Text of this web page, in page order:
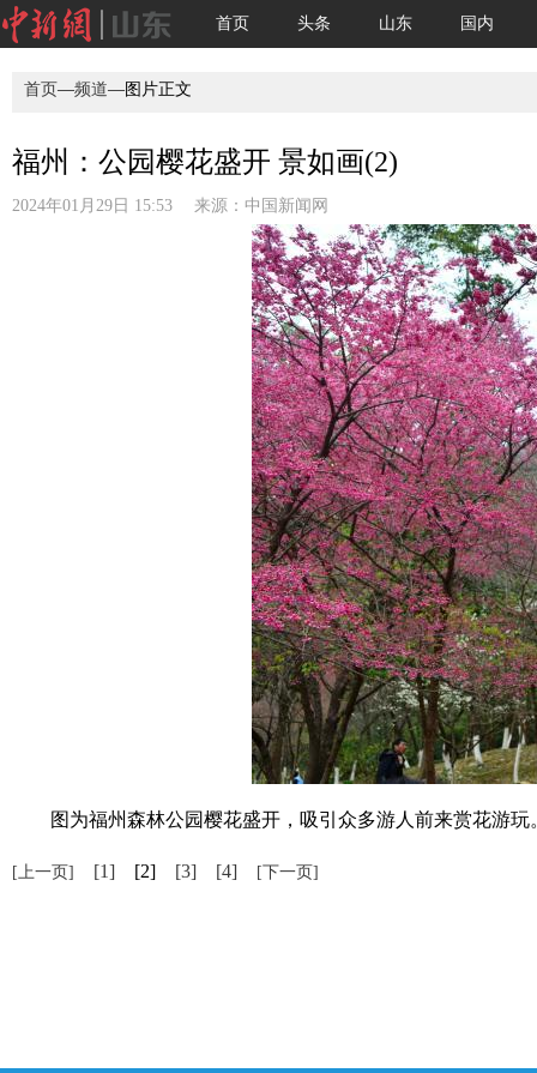
首页 头条 山东 国内
首页—频道—图片正文
福州：公园樱花盛开 景如画(2)
2024年01月29日 15:53 来源： 中国新闻网
图为福州森林公园樱花盛开，吸引众多游人前来赏花游
[上一页] [1] [2] [3] [4] [下一页]